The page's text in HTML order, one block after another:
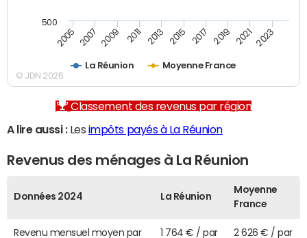
La Réunion Moyenne France
2005 2007 2009 2011 2013 2015 2017 2019 2021 2023
500
© JDN 2026
Classement des revenus par région
A lire aussi :Les impôts payés à La Réunion
Revenus des ménages à La Réunion
Données 2024 La Réunion
Moyenne
France
Revenu mensuel moyen par
1 764 € / par
2 626 € / par